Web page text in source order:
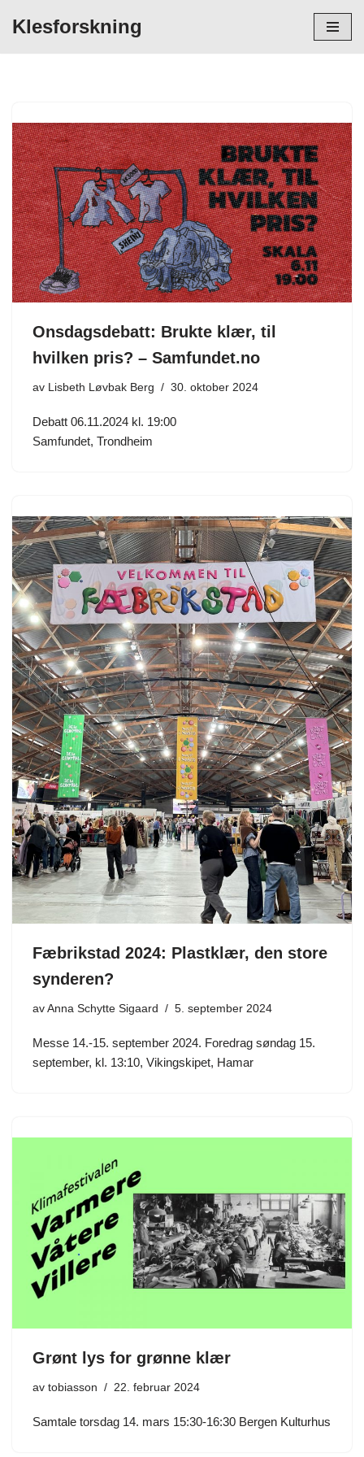
Klesforskning
Onsdagsdebatt: Brukte klær, til
hvilken pris? – Samfundet.no
av Lisbeth Løvbak Berg 30. oktober 2024
Debatt 06.11.2024 kl. 19:00
Samfundet, Trondheim
Fæbrikstad 2024: Plastklær, den store
synderen?
av Anna Schytte Sigaard 5. september 2024
Messe 14.-15. september 2024. Foredrag søndag 15.
september, kl. 13:10, Vikingskipet, Hamar
Grønt lys for grønne klær
av tobiasson 22. februar 2024
Samtale torsdag 14. mars 15:30-16:30 Bergen Kulturhus